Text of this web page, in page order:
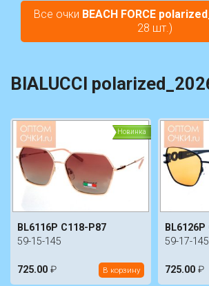
Все очки BEACH FORCE
28 шт.)
BIALUCCI
Новинка
BL6116P C118-P87
59-15-145
725.00 ₽ В корзину
59-17-145
725.00 ₽